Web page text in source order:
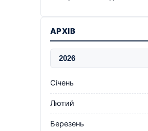
АРХІВ
Січень
Лютий
Березень